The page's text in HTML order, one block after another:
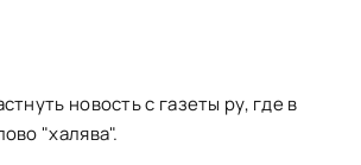
новость с газеты ру, где в
"халява".